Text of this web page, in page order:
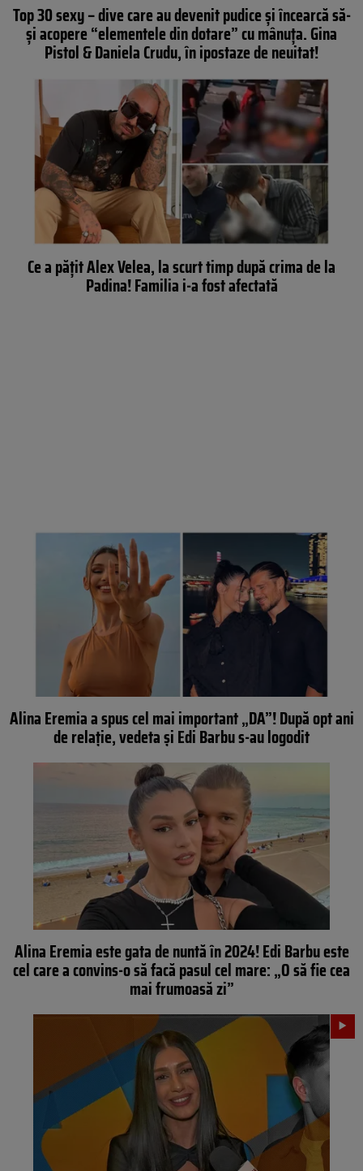
Top 30 sexy – dive care au devenit pudice și încearcă să-
și acopere “elementele din dotare” cu mânuța. Gina
Pistol & Daniela Crudu, în ipostaze de neuitat!
Ce a păţit Alex Velea, la scurt timp după crima de la
Padina! Familia i-a fost afectată
Alina Eremia a spus cel mai important „DA”! După opt ani
de relație, vedeta și Edi Barbu s-au logodit
Alina Eremia este gata de nuntă în 2024! Edi Barbu este
cel care a convins-o să facă pasul cel mare: „O să fie cea
mai frumoasă zi”